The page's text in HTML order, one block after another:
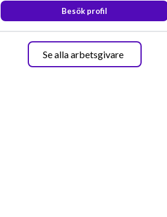
Besök profil
Se alla arbetsgivare